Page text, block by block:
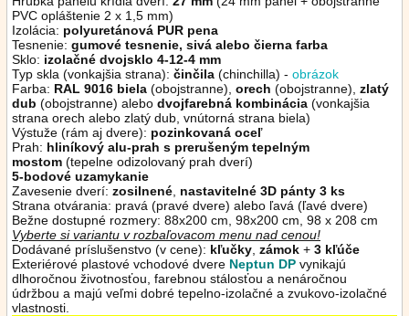
PVC opláštenie 2 x 1,5 mm)
Izolácia: polyuretánová PUR pena
Tesnenie: gumové tesnenie, sivá alebo čierna farba
Sklo: izolačné dvojsklo 4-12-4 mm
Typ skla (vonkajšia strana): činčila (chinchilla) - obrázok
Farba: RAL 9016 biela (obojstranne), orech (obojstranne), zlatý
dub (obojstranne) alebo dvojfarebná kombinácia (vonkajšia
strana orech alebo zlatý dub, vnútorná strana biela)
Výstuže (rám aj dvere): pozinkovaná oceľ
Prah: hliníkový alu-prah s prerušeným tepelným
mostom (tepelne odizolovaný prah dverí)
5-bodové uzamykanie
Zavesenie dverí: zosilnené nastavitelné 3D pánty 3 ks
Strana otvárania: pravá (pravé dvere) alebo ľavá (ľavé dvere)
Bežne dostupné rozmery: 88x200 cm, 98x200 cm, 98 x 208 cm
Vyberte si variantu v rozbaľovacom menu nad cenou!
Dodávané príslušenstvo (v cene): kľučky zámok + 3 kľúče
Exteriérové plastové vchodové dvere Neptun DP vynikajú
dlhoročnou životnosťou, farebnou stálosťou a nenáročnou
údržbou a majú veľmi dobré tepelno-izolačné a zvukovo-izolačné
vlastnosti.